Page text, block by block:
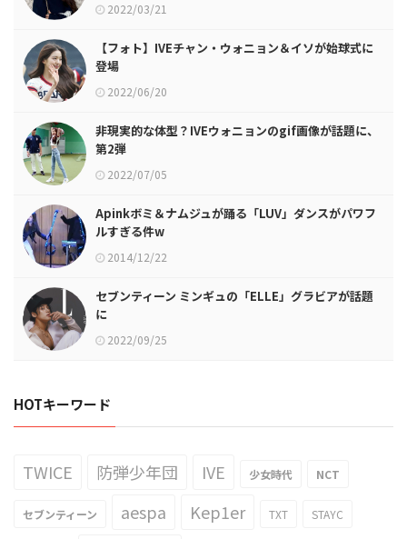
2022/03/21
【フォト】IVEチャン・ウォニョン＆イソが始球式に
登場
2022/06/20
非現実的な体型？IVEウォニョンのgif画像が話題に、
第2弾
2022/07/05
Apinkボミ＆ナムジュが踊る「LUV」ダンスがパワフ
ルすぎる件w
2014/12/22
セブンティーン ミンギュの「ELLE」グラビアが話題
に
2022/09/25
HOTキーワード
TWICE 防弾少年団 IVE 少女時代 NCT
セブンティーン aespa Kep1er TXT STAYC